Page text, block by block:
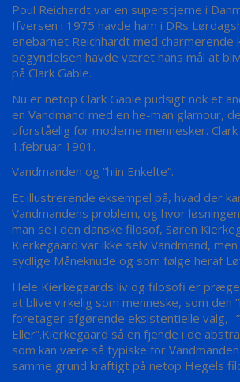
Poul Reichardt var en superstjerne i
Ifversen i 1975 havde ham i DRs
enebarnet Reichhardt med charmerende
begyndelsen havde været hans mål at
på Clark Gable.
Nu er netop Clark Gable pudsigt nok et
en Vandmand med en he-man glamour,
uforståelig for moderne mennesker.
1.februar 1901.
Vandmanden og ”hiin Enkelte”.
Et illustrerende eksempel på, hvad der
Vandmandens problem, og hvor
man se i den danske filosof, Søren
Kierkegaard var ikke selv Vandmand,
sydlige Måneknude og som følge heraf
Hele Kierkegaards liv og filosofi er
at blive virkelig som menneske, som den
foretager afgørende eksistentielle valg,-
Eller”.Kierkegaard så en fjende i de
som kan være så typiske for
samme grund kraftigt på netop Hegels